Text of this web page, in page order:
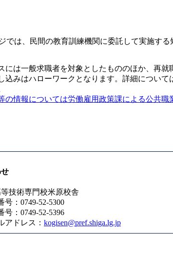
では、民間の教育訓練機関に委託して実施す
には一般求職者を対象としたもののほか、再
込みはハローワークとなります。詳細につい
の情報については労働雇用政策課による公共職
技術専門校米原校舎
号：0749-52-5300
号：0749-52-5396
アドレス： kogisen@pref.shiga.lg.jp